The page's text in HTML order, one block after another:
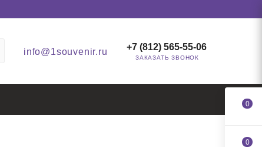
info@1souvenir.ru +7 (812) 565-55-06
ЗАКАЗАТЬ ЗВОНОК
0
0